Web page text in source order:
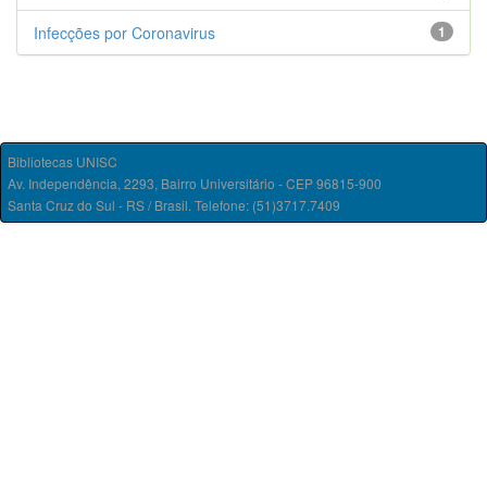
1
Infecções por Coronavirus
Bibliotecas UNISC
Av. Independência, 2293, Bairro Universitário - CEP 96815-900
Santa Cruz do Sul - RS / Brasil. Telefone: (51)3717.7409